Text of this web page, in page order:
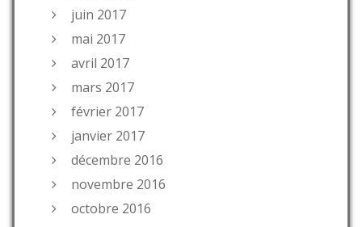
juin 2017
mai 2017
avril 2017
mars 2017
février 2017
janvier 2017
décembre 2016
novembre 2016
octobre 2016